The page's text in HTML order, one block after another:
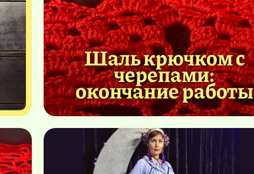
Шаль крючком с
черепами:
окончание работы